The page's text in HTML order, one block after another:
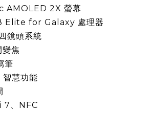
AMOLED 2X 螢幕
Elite for Galaxy 處理器
鏡頭系統
變焦
筆
慧功能
7、NFC